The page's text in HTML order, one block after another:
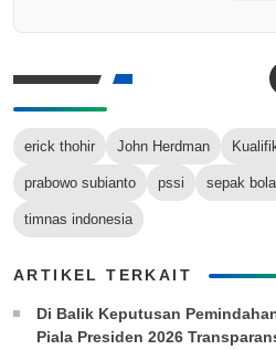
erick thohir John Herdman
prabowo subianto pssi sepak
timnas indonesia
ARTIKEL TERKAIT
Di Balik Keputusan
Piala Presiden 2026